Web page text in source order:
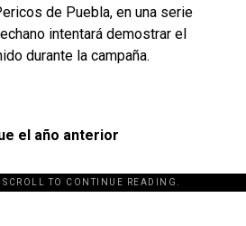
de Puebla, en una serie
intentará demostrar el
durante la campaña.
el año anterior
SCROLL TO CONTINUE READING.